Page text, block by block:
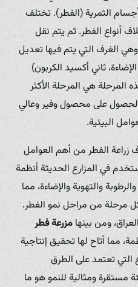
الثمرية (الفطر). تختلف
أنواع الفطر. ثم يتم نقل
وهي الغرف التي يتم فيها تعديل
ثاني أكسيد الكربون)
المرحلة هي المرحلة الأكثر
على محصول وفير وعالي
البيئية.
زراعة الفطر من أهم العوامل
في المزارع الحديثة أنظمة
والتهوية والإضاءة، مما
مرحلة من مراحل نمو الفطر.
ومن بينها مزرعة فطر
مما أتاح لها تحقيق إنتاجية
التي تعتمد على الطرق
مستقرة ومثالية للنمو هو ما